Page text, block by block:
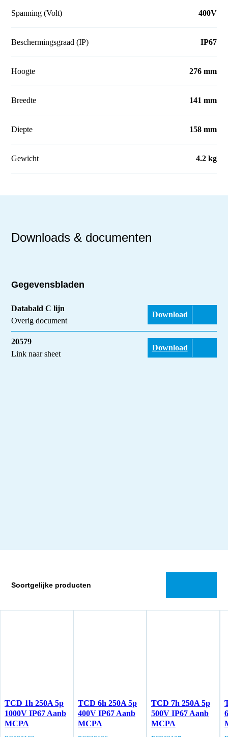
Spanning (Volt) 400V
Beschermingsgraad (IP) IP67
Hoogte 276 mm
Breedte 141 mm
Diepte 158 mm
Gewicht 4.2 kg
Downloads & documenten
Gegevensbladen
Databald C lijn
Overig document
Download
20579
Link naar sheet
Download
Soortgelijke producten
TCD 1h 250A 5p
1000V IP67 Aanb
MCPA
TCD 6h 250A 5p
400V IP67 Aanb
MCPA
TCD 7h 250A 5p
500V IP67 Aanb
MCPA